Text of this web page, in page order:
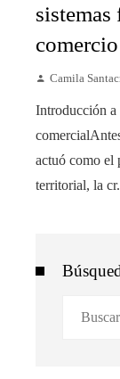
sistemas
Camila
Introducción a
actuó como el
territorial, la